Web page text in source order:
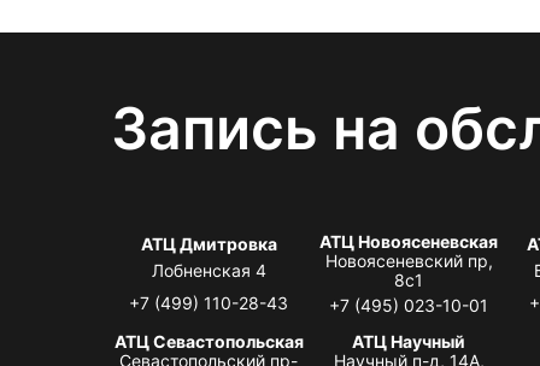
Запись на
АТЦ Дмитровка
Лобненская 4
+7 (499) 110-28-43
АТЦ Новоясеневская
Новоясеневский пр,
8с1
+7 (495) 023-10-01
АТЦ Севастопольская
Севастопольский пр-
АТЦ Научный
Научный п-д, 14А,